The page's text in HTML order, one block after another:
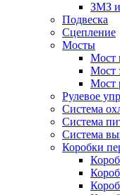
ЗМЗ
Подвеска
Сцепление
Мосты
Мост
Мост
Мост
Рулевое
Система
Система
Система
Коробки